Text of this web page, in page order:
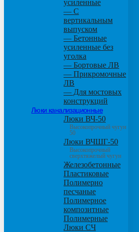
усиленные
— С
вертикальным
выпуском
— Бетонные
усиленные без
уголка
— Бортовые ЛВ
— Прикромочные
ЛВ
— Для мостовых
конструкций
Люки канализационные
Люки ВЧ-50
Высокопрочный чугун
50
Люки ВЧШГ-50
Высокопрочный
сверхтяжелый чугун
Железобетонные
Пластиковые
Полимерно
песчаные
Полимерное
композитные
Полимерные
Люки СЧ